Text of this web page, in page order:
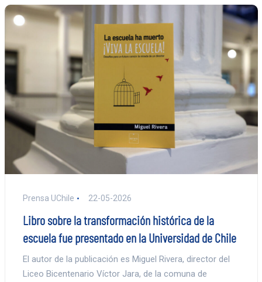
Prensa UChile 22-05-2026
Libro sobre la transformación histórica de la
escuela fue presentado en la Universidad de Chile
El autor de la publicación es Miguel Rivera, director del
Liceo Bicentenario Víctor Jara, de la comuna de